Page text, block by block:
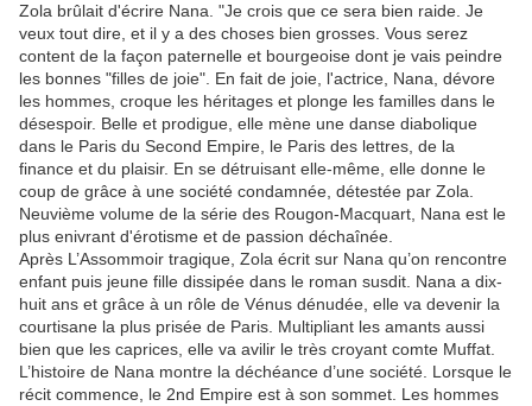
Zola brûlait d'écrire Nana. "Je crois que ce sera bien raide. Je
veux tout dire, et il y a des choses bien grosses. Vous serez
content de la façon paternelle et bourgeoise dont je vais peindre
les bonnes "filles de joie". En fait de joie, l'actrice, Nana, dévore
les hommes, croque les héritages et plonge les familles dans le
désespoir. Belle et prodigue, elle mène une danse diabolique
dans le Paris du Second Empire, le Paris des lettres, de la
finance et du plaisir. En se détruisant elle-même, elle donne le
coup de grâce à une société condamnée, détestée par Zola.
Neuvième volume de la série des Rougon-Macquart, Nana est le
plus enivrant d'érotisme et de passion déchaînée.
Après L’Assommoir tragique, Zola écrit sur Nana qu’on rencontre
enfant puis jeune fille dissipée dans le roman susdit. Nana a dix-
huit ans et grâce à un rôle de Vénus dénudée, elle va devenir la
courtisane la plus prisée de Paris. Multipliant les amants aussi
bien que les caprices, elle va avilir le très croyant comte Muffat.
L’histoire de Nana montre la déchéance d’une société. Lorsque le
récit commence, le 2nd Empire est à son sommet. Les hommes